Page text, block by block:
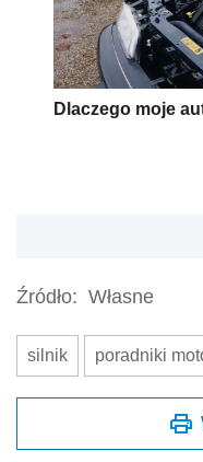
Dlaczego moje
Źródło: Własne
silnik poradniki